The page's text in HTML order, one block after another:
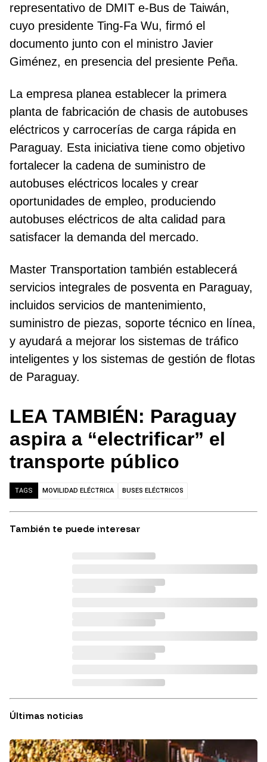
representativo de DMIT e-Bus de Taiwán,
cuyo presidente Ting-Fa Wu, firmó el
documento junto con el ministro Javier
Giménez, en presencia del presiente Peña.
La empresa planea establecer la primera
planta de fabricación de chasis de autobuses
eléctricos y carrocerías de carga rápida en
Paraguay. Esta iniciativa tiene como objetivo
fortalecer la cadena de suministro de
autobuses eléctricos locales y crear
oportunidades de empleo, produciendo
autobuses eléctricos de alta calidad para
satisfacer la demanda del mercado.
Master Transportation también establecerá
servicios integrales de posventa en Paraguay,
incluidos servicios de mantenimiento,
suministro de piezas, soporte técnico en línea,
y ayudará a mejorar los sistemas de tráfico
inteligentes y los sistemas de gestión de flotas
de Paraguay.
LEA TAMBIÉN: Paraguay
aspira a “electrificar” el
transporte público
TAGS MOVILIDAD ELÉCTRICA BUSES ELÉCTRICOS
También te puede interesar
Últimas noticias